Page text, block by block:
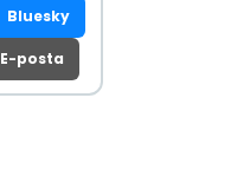
Bluesky
E-posta